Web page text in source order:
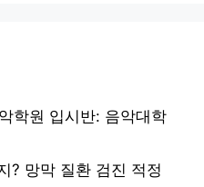
학원 입시반: 음악대학
? 망막 질환 검진 적정